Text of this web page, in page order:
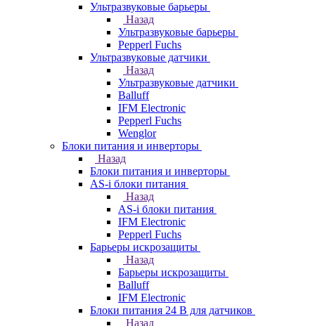
Ультразвуковые барьеры
Назад
Ультразвуковые барьеры
Pepperl Fuchs
Ультразвуковые датчики
Назад
Ультразвуковые датчики
Balluff
IFM Electronic
Pepperl Fuchs
Wenglor
Блоки питания и инверторы
Назад
Блоки питания и инверторы
AS-i блоки питания
Назад
AS-i блоки питания
IFM Electronic
Pepperl Fuchs
Барьеры искрозащиты
Назад
Барьеры искрозащиты
Balluff
IFM Electronic
Блоки питания 24 В для датчиков
Назад